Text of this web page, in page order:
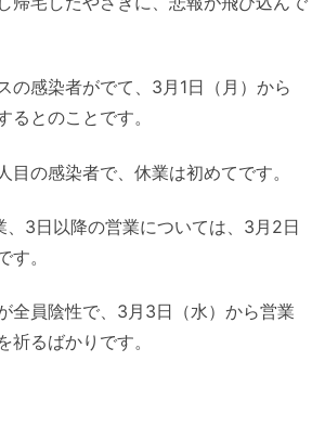
の感染者がでて、3月1日（月）から
るとのことです。
目の感染者で、休業は初めてです。
、3日以降の営業については、3月2日
す。
全員陰性で、3月3日（水）から営業
祈るばかりです。